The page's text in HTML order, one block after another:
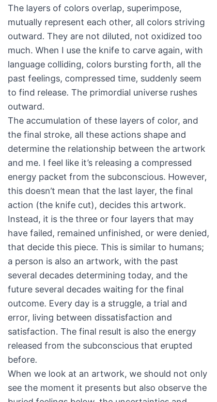
The layers of colors overlap, superimpose,
mutually represent each other, all colors striving
outward. They are not diluted, not oxidized too
much. When I use the knife to carve again, with
language colliding, colors bursting forth, all the
past feelings, compressed time, suddenly seem
to find release. The primordial universe rushes
outward.
The accumulation of these layers of color, and
the final stroke, all these actions shape and
determine the relationship between the artwork
and me. I feel like it’s releasing a compressed
energy packet from the subconscious. However,
this doesn’t mean that the last layer, the final
action (the knife cut), decides this artwork.
Instead, it is the three or four layers that may
have failed, remained unfinished, or were denied,
that decide this piece. This is similar to humans;
a person is also an artwork, with the past
several decades determining today, and the
future several decades waiting for the final
outcome. Every day is a struggle, a trial and
error, living between dissatisfaction and
satisfaction. The final result is also the energy
released from the subconscious that erupted
before.
When we look at an artwork, we should not only
see the moment it presents but also observe the